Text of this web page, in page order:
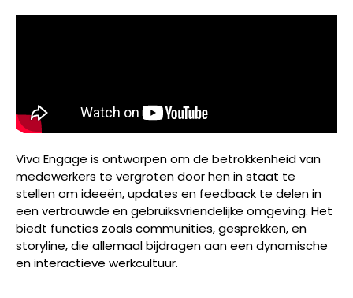
Viva Engage is ontworpen om de betrokkenheid van
medewerkers te vergroten door hen in staat te
stellen om ideeën, updates en feedback te delen in
een vertrouwde en gebruiksvriendelijke omgeving. Het
biedt functies zoals communities, gesprekken, en
storyline, die allemaal bijdragen aan een dynamische
en interactieve werkcultuur.